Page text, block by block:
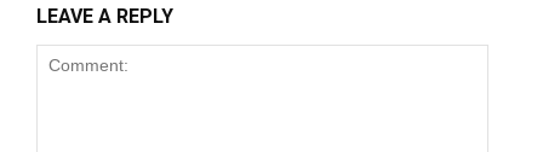
LEAVE A REPLY